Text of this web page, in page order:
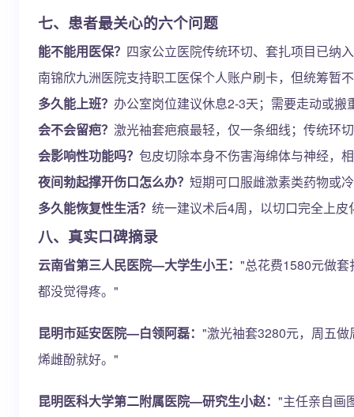
七、患者最关心的六个问题
能不能用医保？ 四家公立医院传统环切、套扎项目已纳
南锦欣九洲医院支持职工医保个人账户刷卡，但统筹暂
多久能上班？ 办公室岗位建议休息2-3天；需要走动或
会不会留疤？ 激光袖套疤痕最轻，仅一条细线；传统环
会影响性功能吗？ 包皮切除本身不伤害海绵体与神经，
夜间勃起撑开伤口怎么办？ 短期可口服雌激素类药物或
多久能恢复性生活？ 统一建议术后4周，以切口完全上
八、真实口碑摘录
云南省第三人民医院—大学生小王： "总花费1580元做
都没觉得疼。"
昆明市延安医院—白领阿磊： "激光袖套3280元，周五
烯雌酚就好。"
昆明医科大学第二附属医院—研究生小赵： "主任亲自画